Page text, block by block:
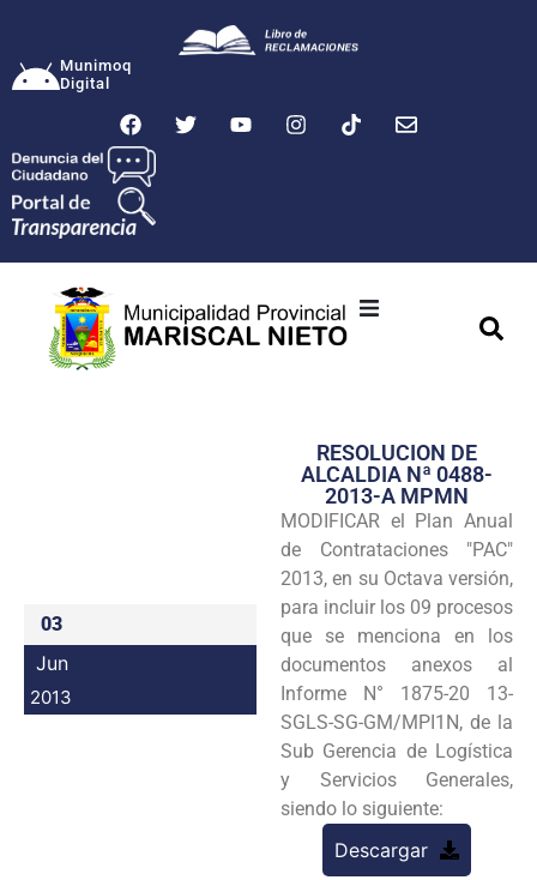
Munimoq
Digital
Transparencia
Seguridad
Programas
Intranet
03
Jun
2013
RESOLUCION DE
ALCALDIA Nª 0488-
2013-A MPMN
MODIFICAR el Plan Anual
de Contrataciones "PAC"
2013, en su Octava versión,
para incluir los 09 procesos
que se menciona en los
documentos anexos al
Informe N° 1875-20 13-
SGLS-SG-GM/MPI1N, de la
Sub Gerencia de Logística
y Servicios Generales,
siendo lo siguiente:
Descargar